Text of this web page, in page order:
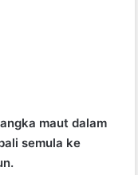
maut dalam
semula ke